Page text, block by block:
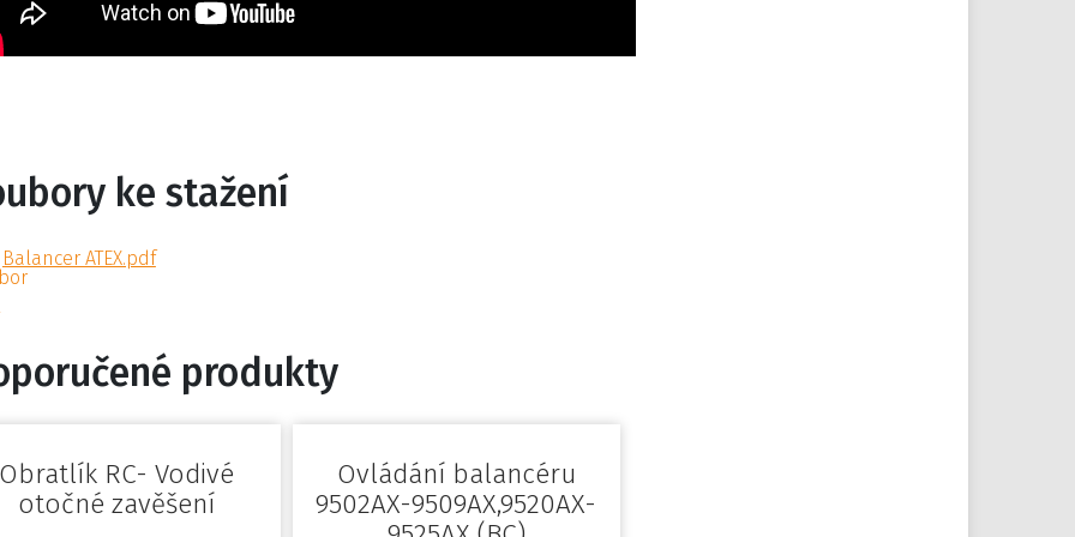
ke stažení
Balancer ATEX.pdf
produkty
RC- Vodivé
otočné zavěšení
Ovládání balancéru
9502AX-9509AX,9520AX-